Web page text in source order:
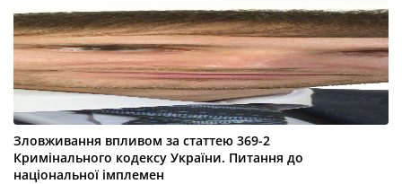
Зловживання впливом за статтею 369-2
Кримінального кодексу України. Питання до
національної імплемен